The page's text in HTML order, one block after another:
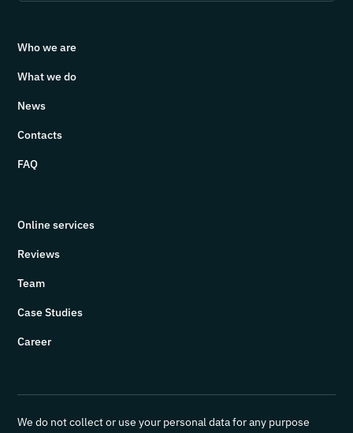
Who we are
What we do
News
Contacts
FAQ
Online services
Reviews
Team
Case Studies
Career
We do not collect or use your personal data for any purpose